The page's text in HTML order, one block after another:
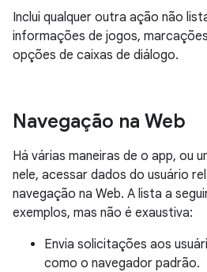
Inclui qualquer outra ação não
informações de jogos,
opções de caixas de diálogo.
Navegação na Web
Há várias maneiras de o app, ou
nele, acessar dados do usuário
navegação na Web. A lista a
exemplos, mas não é exaustiva:
Envia solicitações aos
como o navegador padrão.